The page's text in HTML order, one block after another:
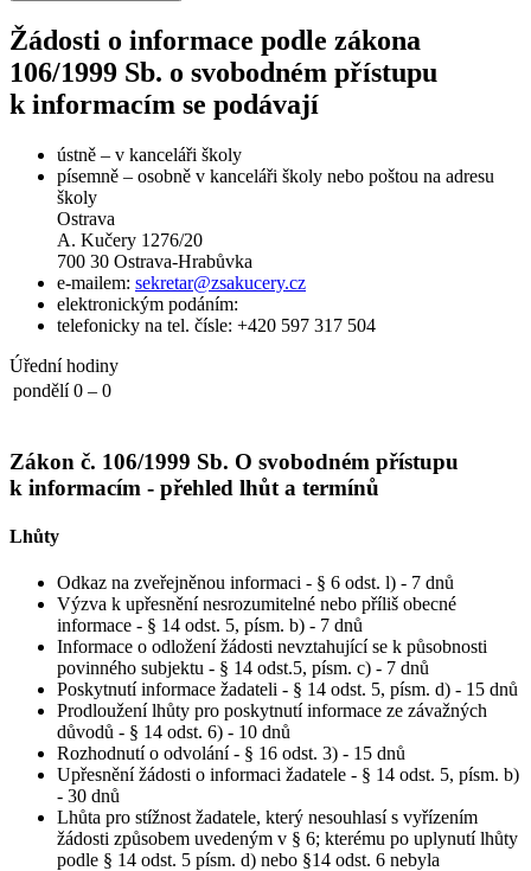
Žádosti o informace podle zákona
106/1999 Sb. o svobodném přístupu
k informacím se podávají
ústně – v kanceláři školy
písemně – osobně v kanceláři školy nebo poštou na adresu
školy
Ostrava
A. Kučery 1276/20
700 30 Ostrava-Hrabůvka
e-mailem: sekretar@zsakucery.cz
elektronickým podáním:
telefonicky na tel. čísle: +420 597 317 504
Úřední hodiny
pondělí 0 – 0
Zákon č. 106/1999 Sb. O svobodném přístupu
k informacím - přehled lhůt a termínů
Lhůty
Odkaz na zveřejněnou informaci - § 6 odst. l) - 7 dnů
Výzva k upřesnění nesrozumitelné nebo příliš obecné
informace - § 14 odst. 5, písm. b) - 7 dnů
Informace o odložení žádosti nevztahující se k působnosti
povinného subjektu - § 14 odst.5, písm. c) - 7 dnů
Poskytnutí informace žadateli - § 14 odst. 5, písm. d) - 15 dnů
Prodloužení lhůty pro poskytnutí informace ze závažných
důvodů - § 14 odst. 6) - 10 dnů
Rozhodnutí o odvolání - § 16 odst. 3) - 15 dnů
Upřesnění žádosti o informaci žadatele - § 14 odst. 5, písm. b)
- 30 dnů
Lhůta pro stížnost žadatele, který nesouhlasí s vyřízením
žádosti způsobem uvedeným v § 6; kterému po uplynutí lhůty
podle § 14 odst. 5 písm. d) nebo §14 odst. 6 nebyla